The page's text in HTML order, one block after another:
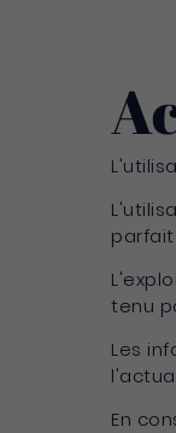
tenu
Les
En